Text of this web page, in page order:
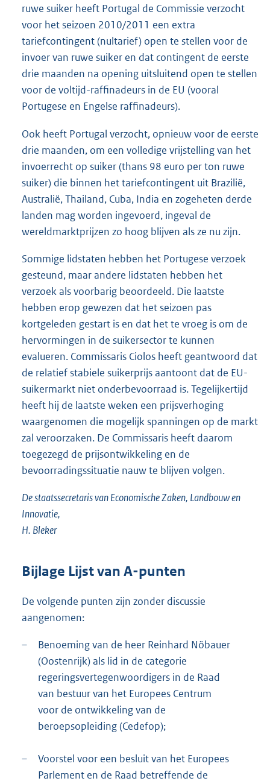
ruwe suiker heeft Portugal de Commissie verzocht
voor het seizoen 2010/2011 een extra
tariefcontingent (nultarief) open te stellen voor de
invoer van ruwe suiker en dat contingent de eerste
drie maanden na opening uitsluitend open te stellen
voor de voltijd-raffinadeurs in de EU (vooral
Portugese en Engelse raffinadeurs).
Ook heeft Portugal verzocht, opnieuw voor de eerste
drie maanden, om een volledige vrijstelling van het
invoerrecht op suiker (thans 98 euro per ton ruwe
suiker) die binnen het tariefcontingent uit Brazilië,
Australië, Thailand, Cuba, India en zogeheten derde
landen mag worden ingevoerd, ingeval de
wereldmarktprijzen zo hoog blijven als ze nu zijn.
Sommige lidstaten hebben het Portugese verzoek
gesteund, maar andere lidstaten hebben het
verzoek als voorbarig beoordeeld. Die laatste
hebben erop gewezen dat het seizoen pas
kortgeleden gestart is en dat het te vroeg is om de
hervormingen in de suikersector te kunnen
evalueren. Commissaris Ciolos heeft geantwoord dat
de relatief stabiele suikerprijs aantoont dat de EU-
suikermarkt niet onderbevoorraad is. Tegelijkertijd
heeft hij de laatste weken een prijsverhoging
waargenomen die mogelijk spanningen op de markt
zal veroorzaken. De Commissaris heeft daarom
toegezegd de prijsontwikkeling en de
bevoorradingssituatie nauw te blijven volgen.
De staatssecretaris van Economische Zaken, Landbouw en
Innovatie,
H. Bleker
Bijlage Lijst van A-punten
De volgende punten zijn zonder discussie
aangenomen:
–
Benoeming van de heer Reinhard Nöbauer
(Oostenrijk) als lid in de categorie
regeringsvertegenwoordigers in de Raad
van bestuur van het Europees Centrum
voor de ontwikkeling van de
beroepsopleiding (Cedefop);
–
Voorstel voor een besluit van het Europees
Parlement en de Raad betreffende de